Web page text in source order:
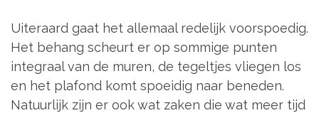
Uiteraard gaat het allemaal redelijk voorspoedig.
Het behang scheurt er op sommige punten
integraal van de muren, de tegeltjes vliegen los
en het plafond komt spoeidig naar beneden.
Natuurlijk zijn er ook wat zaken die wat meer tijd